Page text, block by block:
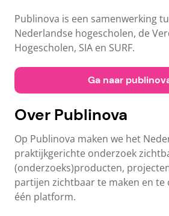
Publinova is een samenwerking
Nederlandse hogescholen, de
Hogescholen, SIA en SURF.
Ga naar
Over Publinova
Op Publinova maken we het
praktijkgerichte onderzoek
(onderzoeks)producten,
partijen zichtbaar te maken en te
één platform.